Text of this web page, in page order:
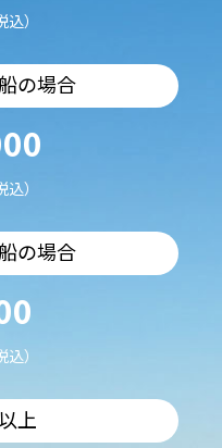
）
の場合
）
の場合
）
上